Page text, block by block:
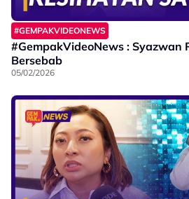
#GEMPAKVIDEONEWS
#GempakVideoNews : Syazwan
Bersebab
05/02/2026